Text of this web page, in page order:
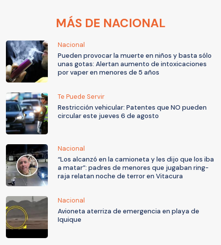
MÁS DE NACIONAL
Nacional
Pueden provocar la muerte en niños y basta sólo
unas gotas: Alertan aumento de intoxicaciones
por vaper en menores de 5 años
Te Puede Servir
Restricción vehicular: Patentes que NO pueden
circular este jueves 6 de agosto
Nacional
“Los alcanzó en la camioneta y les dijo que los iba
a matar”: padres de menores que jugaban ring-
raja relatan noche de terror en Vitacura
Nacional
Avioneta aterriza de emergencia en playa de
Iquique